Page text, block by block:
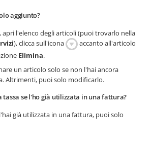
aggiunto?
apri l'elenco degli articoli (puoi trovarlo nella
), clicca sull'icona
accanto all'articolo
Elimina.
un articolo solo se non l'hai ancora
Altrimenti, puoi solo modificarlo.
tassa se l'ho già utilizzata in una fattura?
già utilizzata in una fattura, puoi solo